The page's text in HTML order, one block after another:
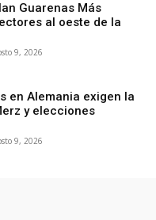
Guarenas Más
al oeste de la
9, 2026
en Alemania exigen la
y elecciones
9, 2026